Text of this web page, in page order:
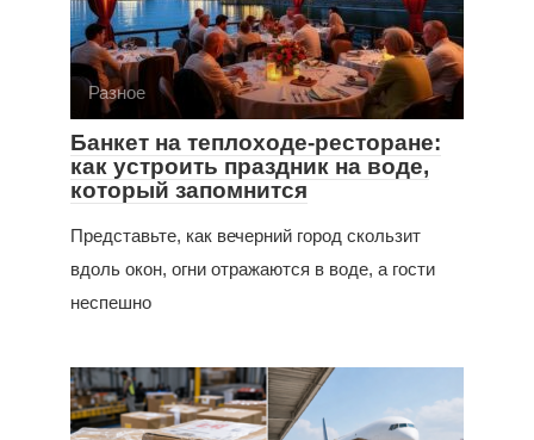
Разное
Банкет на теплоходе-ресторане:
как устроить праздник на воде,
который запомнится
Представьте, как вечерний город скользит
вдоль окон, огни отражаются в воде, а гости
неспешно